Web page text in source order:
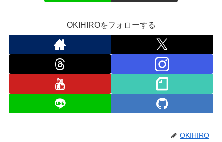
OKIHIROをフォローする
OKIHIRO